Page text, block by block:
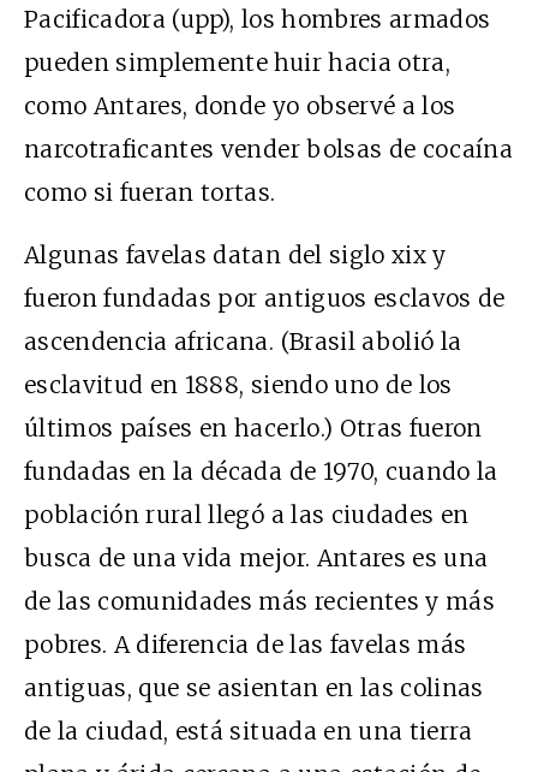
Pacificadora (upp), los hombres armados
pueden simplemente huir hacia otra,
como Antares, donde yo observé a los
narcotraficantes vender bolsas de cocaína
como si fueran tortas.
Algunas favelas datan del siglo xixy
fueron fundadas por antiguos esclavos de
ascendencia africana. (Brasil abolió la
esclavitud en 1888, siendo uno de los
últimos países en hacerlo.) Otras fueron
fundadas en la década de 1970, cuando la
población rural llegó a las ciudades en
busca de una vida mejor. Antares es una
de las comunidades más recientes y más
pobres. A diferencia de las favelas más
antiguas, que se asientan en las colinas
de la ciudad, está situada en una tierra